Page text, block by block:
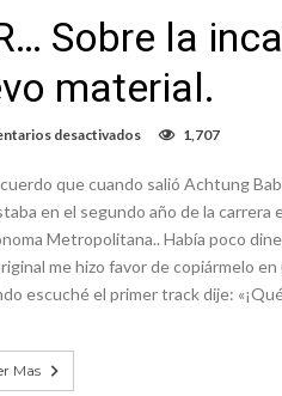
Sobre la
material.
desactivadosen
OF
SURRENDER…
la
incapacidad
reinventarse
1,707
que cuando salió Achtung
en el segundo año de la carrera
Metropolitana.. Había poco
me hizo favor de copiármelo
escuché el primer track dije:
Mas